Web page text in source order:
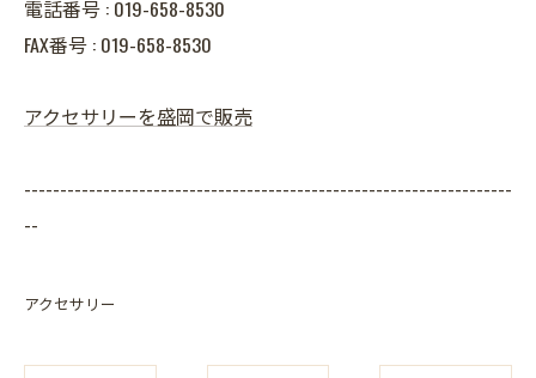
電話番号 : 019-658-8530
FAX番号 : 019-658-8530
アクセサリーを盛岡で販売
--------------------------------------------------------------------
--
アクセサリー